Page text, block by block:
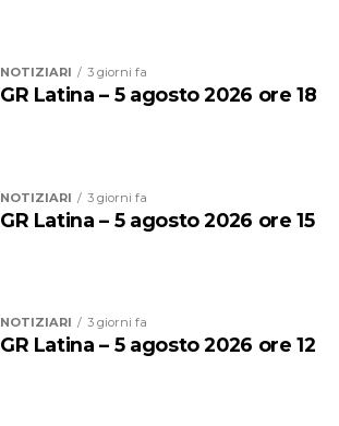
NOTIZIARI 3 giorni fa
GR Latina – 5 agosto 2026 ore 18
NOTIZIARI 3 giorni fa
GR Latina – 5 agosto 2026 ore 15
NOTIZIARI 3 giorni fa
GR Latina – 5 agosto 2026 ore 12